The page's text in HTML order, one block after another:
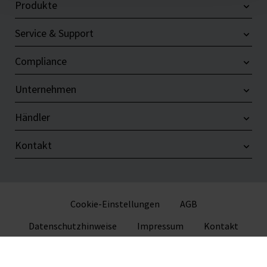
Produkte
Service & Support
Compliance
Unternehmen
Händler
Kontakt
Cookie-Einstellungen
AGB
Datenschutzhinweise
Impressum Kontakt